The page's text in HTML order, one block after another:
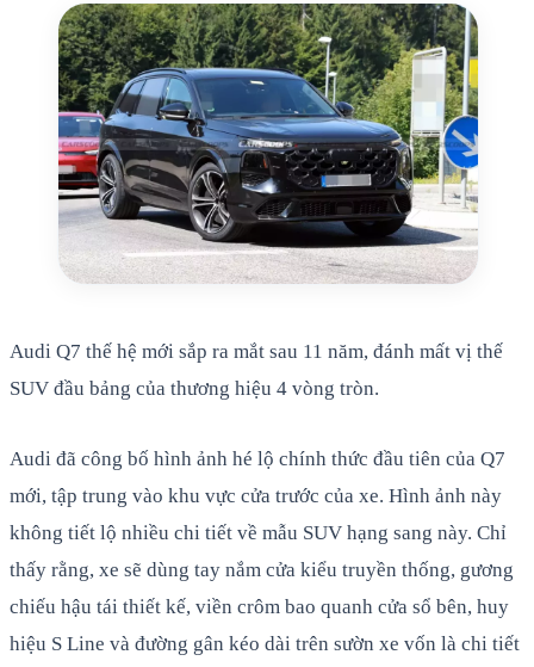
Audi Q7 thế hệ mới sắp ra mắt sau 11 năm, đánh mất vị thế
SUV đầu bảng của thương hiệu 4 vòng tròn.
Audi đã công bố hình ảnh hé lộ chính thức đầu tiên của Q7
mới, tập trung vào khu vực cửa trước của xe. Hình ảnh này
không tiết lộ nhiều chi tiết về mẫu SUV hạng sang này. Chỉ
thấy rằng, xe sẽ dùng tay nắm cửa kiểu truyền thống, gương
chiếu hậu tái thiết kế, viền crôm bao quanh cửa sổ bên, huy
hiệu S Line và đường gân kéo dài trên sườn xe vốn là chi tiết